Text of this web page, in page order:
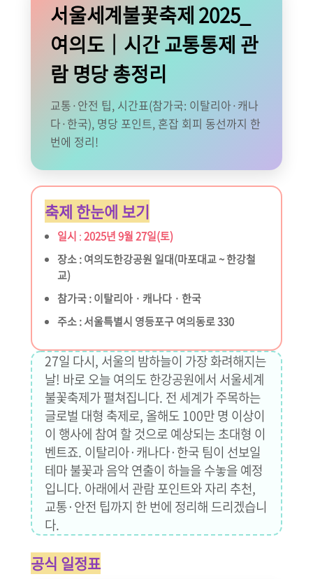
서울세계불꽃축제 2025_
여의도│시간 교통통제 관
람 명당 총정리
교통·안전 팁, 시간표(참가국: 이탈리아·캐나
다·한국), 명당 포인트, 혼잡 회피 동선까지 한
번에 정리!
축제 한눈에 보기
일시 :2025년 9월 27일(토)
장소 : 여의도한강공원 일대(마포대교 ~ 한강철
교)
참가국 : 이탈리아 · 캐나다 · 한국
주소 : 서울특별시 영등포구 여의동로 330
27일 다시, 서울의 밤하늘이 가장 화려해지는
날! 바로 오늘 여의도 한강공원에서 서울세계
불꽃축제가 펼쳐집니다. 전 세계가 주목하는
글로벌 대형 축제로, 올해도 100만 명 이상이
이 행사에 참여 할 것으로 예상되는 초대형 이
벤트죠. 이탈리아·캐나다·한국 팀이 선보일
테마 불꽃과 음악 연출이 하늘을 수놓을 예정
입니다. 아래에서 관람 포인트와 자리 추천,
교통·안전 팁까지 한 번에 정리해 드리겠습니
다.
공식 일정표